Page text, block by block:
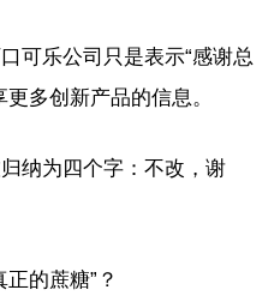
可乐公司只是表示“感谢总
多创新产品的信息。
纳为四个字：不改，谢
的蔗糖”？